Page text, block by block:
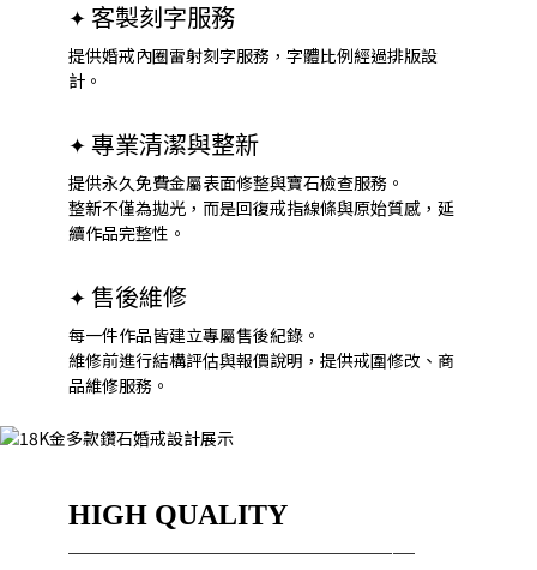
✦ 客製刻字服務
提供婚戒內圈雷射刻字服務，字體比例經過排版設
計。
✦專業清潔與整新
提供永久免費金屬表面修整與寶石檢查服務。
整新不僅為拋光，而是回復戒指線條與原始質感，延
續作品完整性。
✦ 售後維修
每一件作品皆建立專屬售後紀錄。
維修前進行結構評估與報價說明，提供戒圍修改、商
品維修服務。
HIGH QUALITY
────────────────